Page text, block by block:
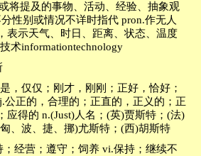
将提及的事物、活动、经验、抽象观
性别或情况不详时指代 pron.作无人
表示天气、时日、距离、状态、温度
术informationtechnology
，仅仅；刚才，刚刚；正好，恰好；
公正的，合理的；正直的，正义的；正
应得的 n.(Just)人名；(英)贾斯特；(法)
、波、捷、挪)尤斯特；(西)胡斯特
；经营；遵守；饲养 vi.保持；继续不